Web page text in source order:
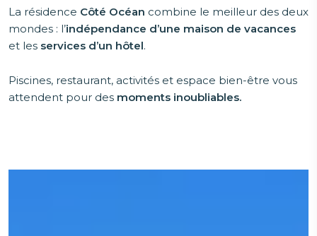
La résidence Côté Océan combine le meilleur des deux
mondes : l’indépendance d’une maison de vacances
et les services d’un hôtel.
Piscines, restaurant, activités et espace bien-être vous
attendent pour des moments inoubliables.